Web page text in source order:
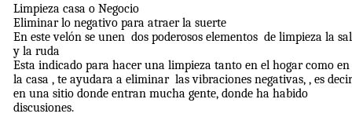
Limpieza casa o Negocio
Eliminar lo negativo para atraer la suerte
En este velón se unen dos poderosos elementos de limpieza la sal
y la ruda
Esta indicado para hacer una limpieza tanto en el hogar como en
la casa , te ayudara a eliminar las vibraciones negativas, , es
en una sitio donde entran mucha gente, donde ha habido
discusiones.